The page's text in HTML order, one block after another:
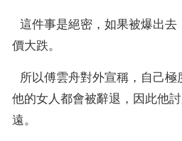
價大跌。
他的女人都會被辭退，因此他
遠。